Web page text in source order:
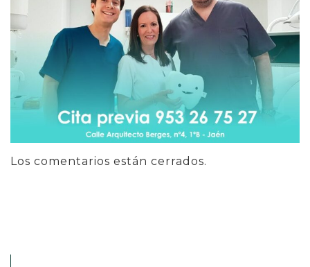
Los comentarios están cerrados.